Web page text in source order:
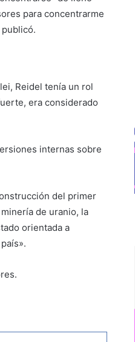
para concentrarme
Reidel tenía un rol
era considerado
internas sobre
del primer
de uranio, la
orientada a